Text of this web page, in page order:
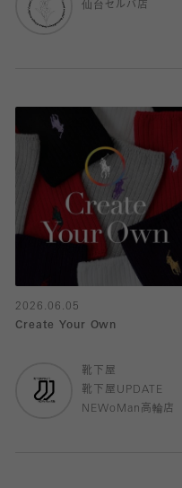
仙台セルバ店
2026.06.05
Create Your Own
靴下屋
靴下屋UPDATE
NEWoMan高輪店